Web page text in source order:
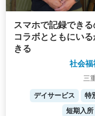
スマホで記録でき
コラボとともにい
きる
社会福
三
デイサービス 特
短期入所